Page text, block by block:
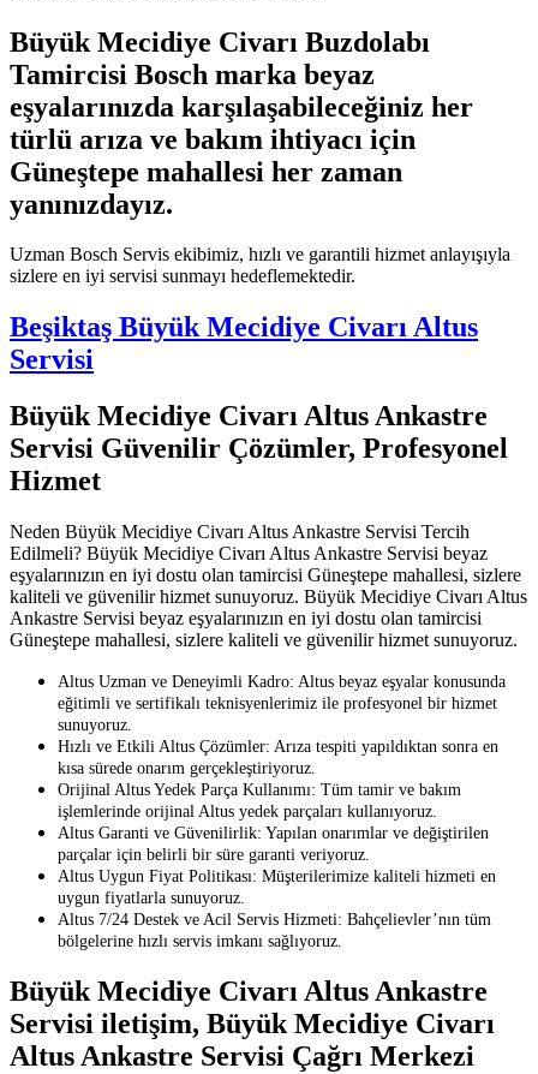
Büyük Mecidiye Civarı Buzdolabı
Tamircisi Bosch marka beyaz
eşyalarınızda karşılaşabileceğiniz her
türlü arıza ve bakım ihtiyacı için
Güneştepe mahallesi her zaman
yanınızdayız.
Uzman Bosch Servis ekibimiz, hızlı ve garantili hizmet anlayışıyla
sizlere en iyi servisi sunmayı hedeflemektedir.
Beşiktaş Büyük Mecidiye Civarı Altus
Servisi
Büyük Mecidiye Civarı Altus Ankastre
Servisi Güvenilir Çözümler, Profesyonel
Hizmet
Neden Büyük Mecidiye Civarı Altus Ankastre Servisi Tercih
Edilmeli? Büyük Mecidiye Civarı Altus Ankastre Servisi beyaz
eşyalarınızın en iyi dostu olan tamircisi Güneştepe mahallesi, sizlere
kaliteli ve güvenilir hizmet sunuyoruz. Büyük Mecidiye Civarı Altus
Ankastre Servisi beyaz eşyalarınızın en iyi dostu olan tamircisi
Güneştepe mahallesi, sizlere kaliteli ve güvenilir hizmet sunuyoruz.
Altus Uzman ve Deneyimli Kadro: Altus beyaz eşyalar konusunda
eğitimli ve sertifikalı teknisyenlerimiz ile profesyonel bir hizmet
sunuyoruz.
Hızlı ve Etkili Altus Çözümler: Arıza tespiti yapıldıktan sonra en
kısa sürede onarım gerçekleştiriyoruz.
Orijinal Altus Yedek Parça Kullanımı: Tüm tamir ve bakım
işlemlerinde orijinal Altus yedek parçaları kullanıyoruz.
Altus Garanti ve Güvenilirlik: Yapılan onarımlar ve değiştirilen
parçalar için belirli bir süre garanti veriyoruz.
Altus Uygun Fiyat Politikası: Müşterilerimize kaliteli hizmeti en
uygun fiyatlarla sunuyoruz.
Altus 7/24 Destek ve Acil Servis Hizmeti: Bahçelievler’nın tüm
bölgelerine hızlı servis imkanı sağlıyoruz.
Büyük Mecidiye Civarı Altus Ankastre
Servisi iletişim, Büyük Mecidiye Civarı
Altus Ankastre Servisi Çağrı Merkezi